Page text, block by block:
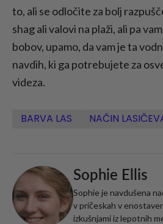
to, ali se odločite za bolj
shag ali valovi na plaži, ali pa
bobov, upamo, da vam je ta
navdih, ki ga potrebujete za
videza.
BARVA LAS NAČIN
Sophie Ellis
Sophie je navdušena
v pričeskah v
izkušnjami iz lepotnih